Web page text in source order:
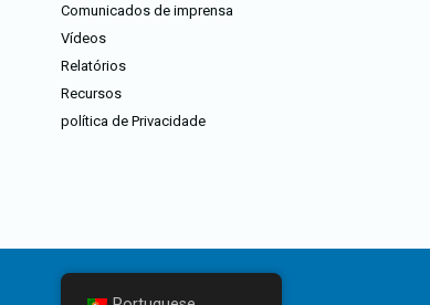
Comunicados de imprensa
Vídeos
Relatórios
Recursos
política de Privacidade